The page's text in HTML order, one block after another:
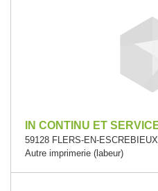
IN CONTINU ET
59128 FLERS-EN-
Autre imprimerie (labeur)